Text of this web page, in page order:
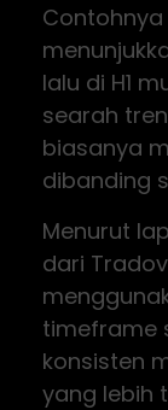
Contohnya
lalu di H1
searah
biasanya
dibanding
Menurut
dari
timeframe
konsisten
yang lebih